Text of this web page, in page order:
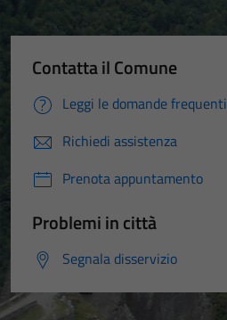
Contatta il Comune
Leggi le domande frequenti
Richiedi assistenza
Prenota appuntamento
Problemi in città
Segnala disservizio